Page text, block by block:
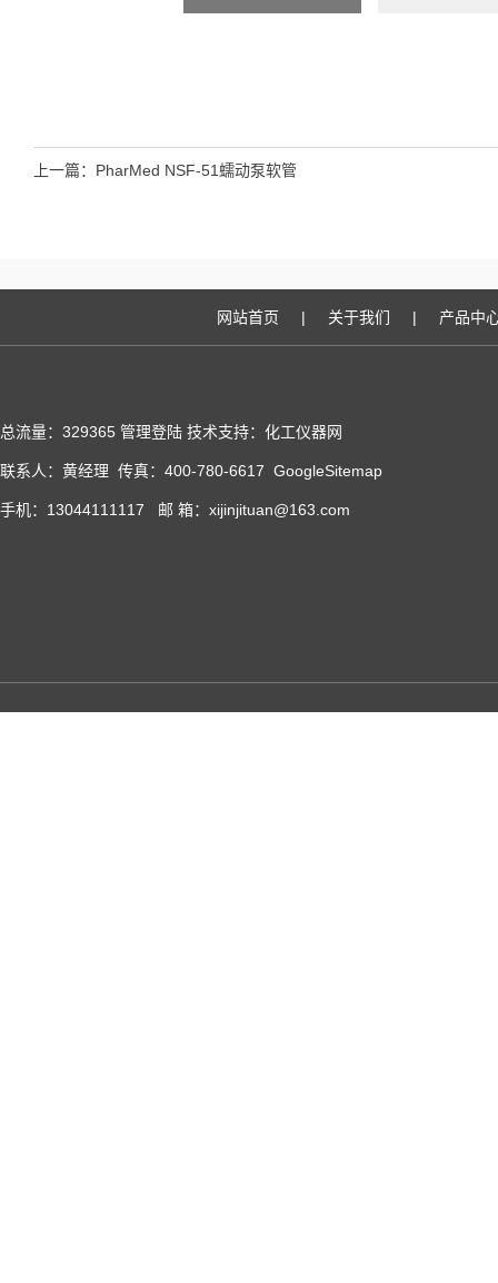
上一篇： PharMed NSF-51蠕动泵软管
网站首页 | 关于我们 | 产品中
总流量：329365 管理登陆 技术支持：化工仪器网
联系人：黄经理 传真：400-780-6617 GoogleSitemap
手机：13044111117 邮 箱：xijinjituan@163.com